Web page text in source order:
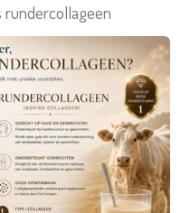
rundercollageen